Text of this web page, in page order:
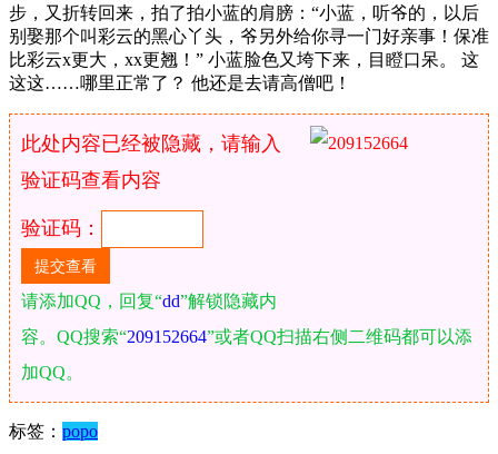
步，又折转回来，拍了拍小蓝的肩膀：“小蓝，听爷的，以后
别娶那个叫彩云的黑心丫头，爷另外给你寻一门好亲事！保准
比彩云x更大，xx更翘！” 小蓝脸色又垮下来，目瞪口呆。 这
这这……哪里正常了？ 他还是去请高僧吧！
此处内容已经被隐藏，请输入
验证码查看内容
验证码：
请添加QQ，回复“dd”解锁隐藏内
容。QQ搜索“209152664”或者QQ扫描右侧二维码都可以添
加QQ。
标签： popo